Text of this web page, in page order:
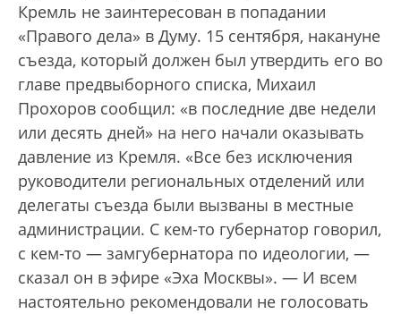
Кремль не заинтересован в попадании
«Правого дела» в Думу. 15 сентября, накануне
съезда, который должен был утвердить его во
главе предвыборного списка, Михаил
Прохоров сообщил: «в последние две недели
или десять дней» на него начали оказывать
давление из Кремля. «Все без исключения
руководители региональных отделений или
делегаты съезда были вызваны в местные
администрации. С кем-то губернатор говорил,
с кем-то — замгубернатора по идеологии, —
сказал он в эфире «Эха Москвы». — И всем
настоятельно рекомендовали не голосовать